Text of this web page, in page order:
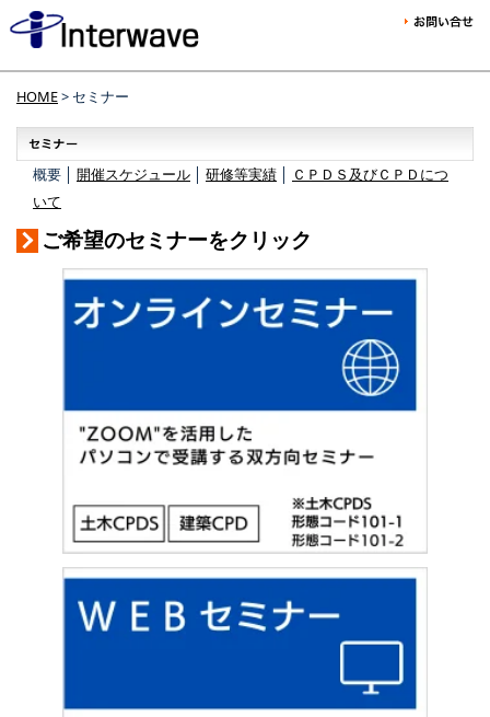
HOME> セミナー
概要 │ 開催スケジュール 研修等実績
ＣＰＤＳ及びＣＰＤにつ
いて
ご希望のセミナーをクリック